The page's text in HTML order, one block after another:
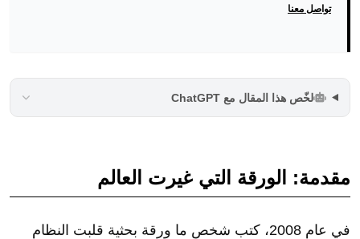
تواصل معنا
لخّص هذا المقال مع ChatGPT
مقدمة: الورقة التي غيرت العالم
في عام 2008، كتب شخص ما ورقة بحثية قلبت النظام